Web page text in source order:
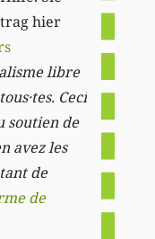
hier
libre
Ceci
soutien de
avez les
de
de